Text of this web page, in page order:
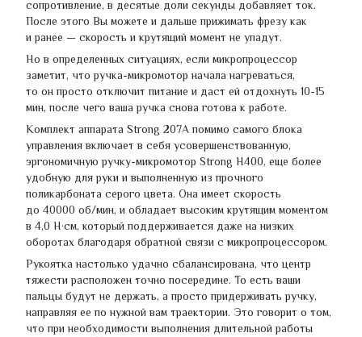
сопротивление, в десятые доли секунды добавляет ток.
После этого Вы можете и дальше прижимать фрезу как
и ранее — скорость и крутящий момент не упадут.
Но в определенных ситуациях, если микропроцессор
заметит, что ручка-микромотор начала нагреваться,
то он просто отключит питание и даст ей отдохнуть 10-15
мин, после чего ваша ручка снова готова к работе.
Комплект аппарата Strong 207А помимо самого блока
управления включает в себя усовершенствованную,
эргономичную ручку-микромотор Strong H400, еще более
удобную для руки и выполненную из прочного
поликарбоната серого цвета. Она имеет скорость
до 40000 об/мин, и обладает высоким крутящим моментом
в 4,0 Н·см, который поддерживается даже на низких
оборотах благодаря обратной связи с микропроцессором.
Рукоятка настолько удачно сбалансирована, что центр
тяжести расположен точно посередине. То есть ваши
пальцы будут не держать, а просто придерживать ручку,
направляя ее по нужной вам траектории. Это говорит о том,
что при необходимости выполнения длительной работы